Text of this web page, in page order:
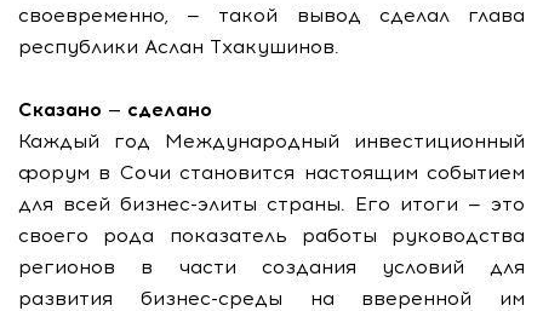
своевременно, — такой вывод сделал глава
республики Аслан Тхакушинов.
Сказано — сделано
Каждый год Международный инвестиционный
форум в Сочи становится настоящим событием
для всей бизнес-элиты страны. Его итоги — это
своего рода показатель работы руководства
регионов в части создания условий для
развития бизнес-среды на вверенной им